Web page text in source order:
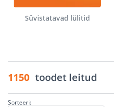
Süvistatavad lülitid
1150 toodet leitud
Sorteeri: